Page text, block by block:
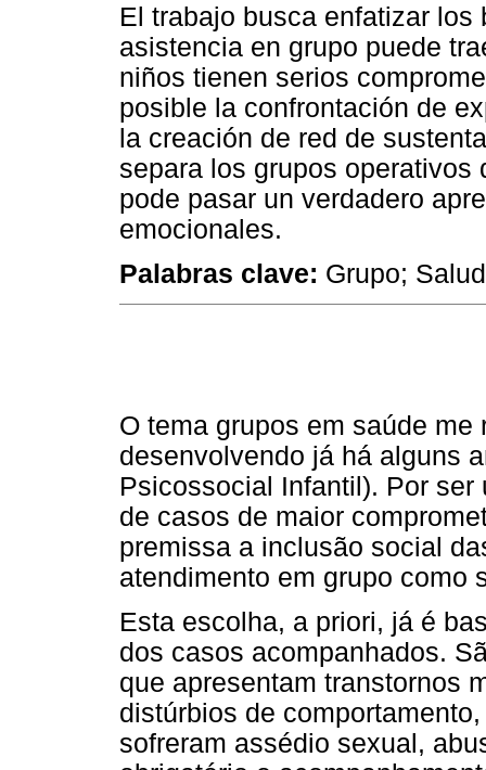
El trabajo busca enfatizar
asistencia en grupo puede
niños tienen serios
posible la confrontación de
la creación de red de
separa los grupos
pode pasar un verdadero
emocionales.
Palabras clave: Grupo;
O tema grupos em saúde
desenvolvendo já há alguns
Psicossocial Infantil). Por
de casos de maior
premissa a inclusão social
atendimento em grupo como
Esta escolha, a priori, já é
dos casos acompanhados.
que apresentam transtornos
distúrbios de
sofreram assédio sexual,